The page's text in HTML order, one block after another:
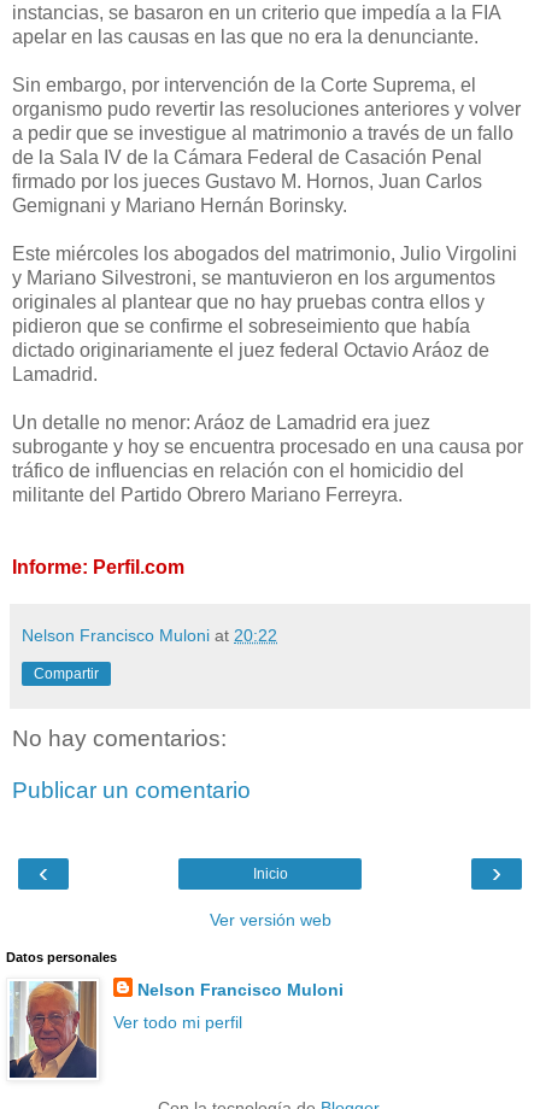
instancias, se basaron en un criterio que impedía a la FIA
apelar en las causas en las que no era la denunciante.
Sin embargo, por intervención de la Corte Suprema, el
organismo pudo revertir las resoluciones anteriores y volver
a pedir que se investigue al matrimonio a través de un fallo
de la Sala IV de la Cámara Federal de Casación Penal
firmado por los jueces Gustavo M. Hornos, Juan Carlos
Gemignani y Mariano Hernán Borinsky.
Este miércoles los abogados del matrimonio, Julio Virgolini
y Mariano Silvestroni, se mantuvieron en los argumentos
originales al plantear que no hay pruebas contra ellos y
pidieron que se confirme el sobreseimiento que había
dictado originariamente el juez federal Octavio Aráoz de
Lamadrid.
Un detalle no menor: Aráoz de Lamadrid era juez
subrogante y hoy se encuentra procesado en una causa por
tráfico de influencias en relación con el homicidio del
militante del Partido Obrero Mariano Ferreyra.
Informe: Perfil.com
Nelson Francisco Muloni at 20:22
Compartir
No hay comentarios:
Publicar un comentario
‹ ›
Inicio
Ver versión web
Datos personales
Nelson Francisco Muloni
Ver todo mi perfil